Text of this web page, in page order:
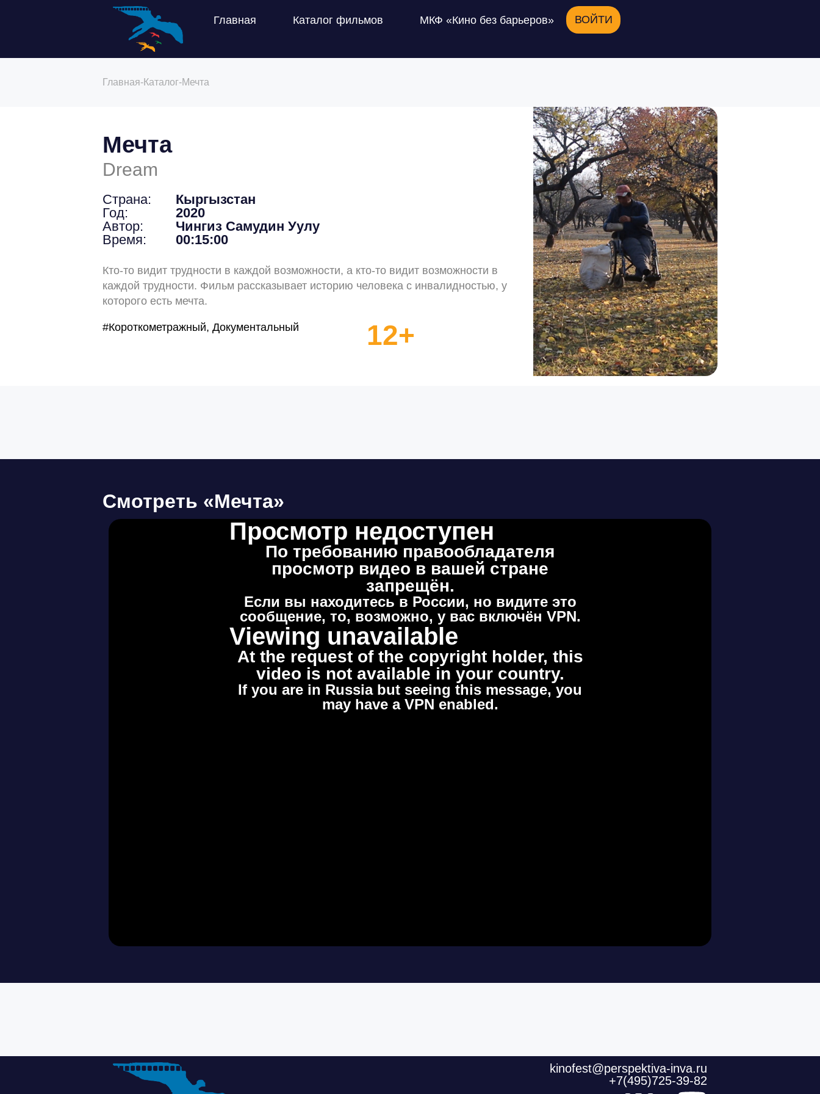
Главная Каталог фильмов МКФ «Кино без барьеров» ВОЙТИ
Главная-Каталог-Мечта
Мечта
Dream
Страна:
Кыргызстан
Год:
2020
Автор:
Чингиз Самудин Уулу
Время:
00:15:00
Кто-то видит трудности в каждой возможности, а кто-то видит возможности в
каждой трудности. Фильм рассказывает историю человека с инвалидностью, у
которого есть мечта.
#Короткометражный, Документальный 12+
Смотреть «Мечта»
Просмотр недоступен
По требованию правообладателя
просмотр видео в вашей стране
запрещён.
Если вы находитесь в России, но видите это
сообщение, то, возможно, у вас включён VPN.
Viewing unavailable
At the request of the copyright holder, this
video is not available in your country.
If you are in Russia but seeing this message, you
may have a VPN enabled.
kinofest@perspektiva-inva.ru
+7(495)725-39-82